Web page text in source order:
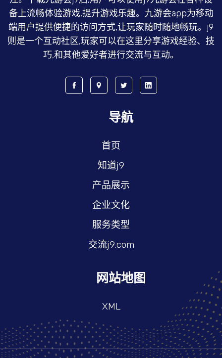
备上流畅体验游戏,提升游戏乐趣。九游会app为移动
端用户提供便捷的访问方式,让玩家随时随地畅玩。j9
则是一个互动社区,玩家可以在这里分享游戏经验、技
巧,和其他爱好者进行交流与互动。
导航
首页
知道j9
产品展示
企业文化
服务类型
交流j9.com
网站地图
XML